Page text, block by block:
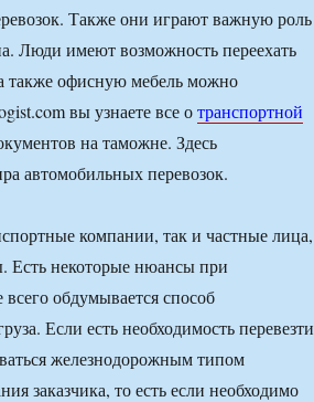
Также они играют важную роль
Люди имеют возможность переехать
также офисную мебель можно
вы узнаете все отранспортной
на таможне. Здесь
автомобильных перевозок.
компании, так и частные лица,
Есть некоторые нюансы при
обдумывается способ
Если есть необходимость перевезти
железнодорожным типом
заказчика, то есть если необходимо